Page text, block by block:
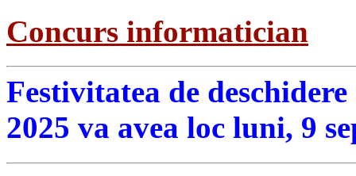
Concurs informatician
Festivitatea de
2025 va avea loc luni, 9